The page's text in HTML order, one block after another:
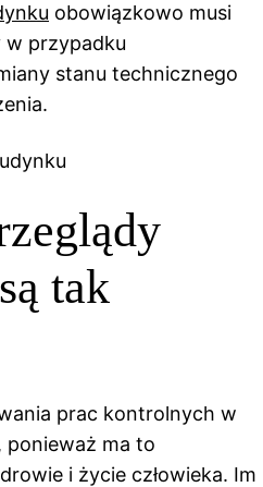
obowiązkowo musi
przypadku
stanu technicznego
tak
prac kontrolnych w
ponieważ ma to
i życie człowieka. Im